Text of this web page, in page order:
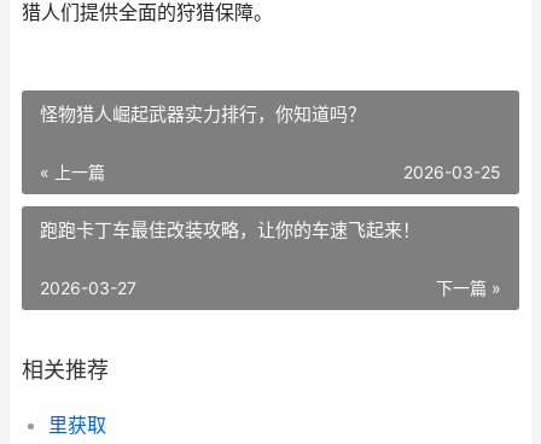
猎人们提供全面的狩猎保障。
怪物猎人崛起武器实力排行，你知道吗？
« 上一篇 2026-03-25
跑跑卡丁车最佳改装攻略，让你的车速飞起来！
下一篇 »
2026-03-27
相关推荐
里获取